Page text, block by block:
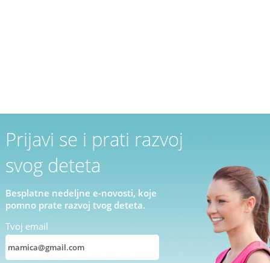
Prijavi se i prati razvoj
svog deteta
Besplatne nedeljne e-novosti, koje
pomno prate razvoj tvog deteta.
Tvoj email